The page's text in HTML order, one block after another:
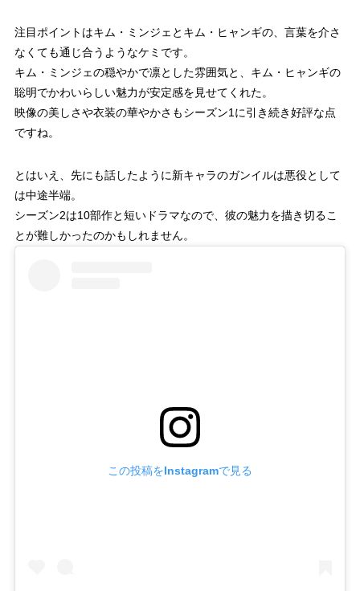
注目ポイントはキム・ミンジェとキム・ヒャンギの、言葉を介さ
なくても通じ合うようなケミです。
キム・ミンジェの穏やかで凛とした雰囲気と、キム・ヒャンギの
聡明でかわいらしい魅力が安定感を見せてくれた。
映像の美しさや衣装の華やかさもシーズン1に引き続き好評な点
ですね。
とはいえ、先にも話したように新キャラのガンイルは悪役として
は中途半端。
シーズン2は10部作と短いドラマなので、彼の魅力を描き切るこ
とが難しかったのかもしれません。
この投稿をInstagramで見る